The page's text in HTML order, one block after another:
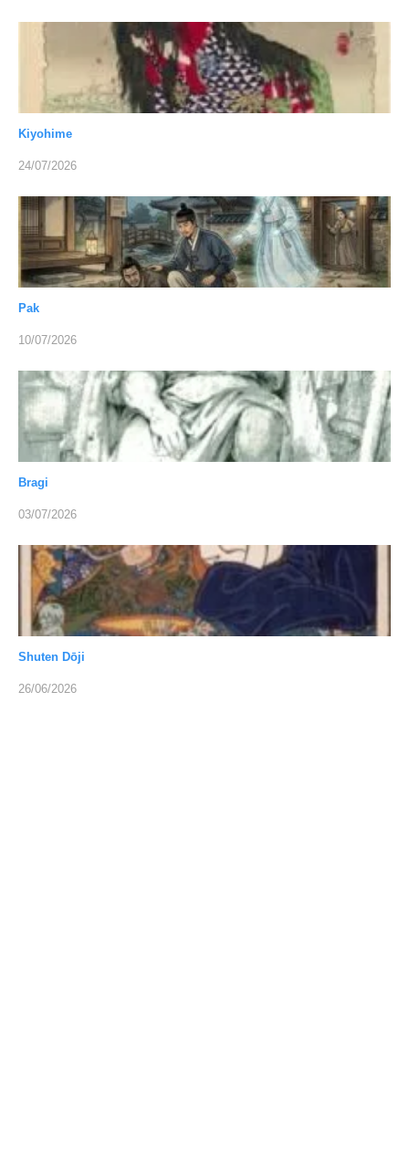
Kiyohime
24/07/2026
Pak
10/07/2026
Bragi
03/07/2026
Shuten Dōji
26/06/2026